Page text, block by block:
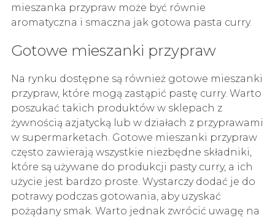
mieszanka przypraw może być równie
aromatyczna i smaczna jak gotowa pasta curry.
Gotowe mieszanki przypraw
Na rynku dostępne są również gotowe mieszanki
przypraw, które mogą zastąpić pastę curry. Warto
poszukać takich produktów w sklepach z
żywnością azjatycką lub w działach z przyprawami
w supermarketach. Gotowe mieszanki przypraw
często zawierają wszystkie niezbędne składniki,
które są używane do produkcji pasty curry, a ich
użycie jest bardzo proste. Wystarczy dodać je do
potrawy podczas gotowania, aby uzyskać
pożądany smak. Warto jednak zwrócić uwagę na